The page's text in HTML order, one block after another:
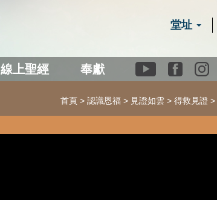
堂址
線上聖經 奉獻
YoutubeFacebook
首頁 認識恩福 見證如雲 得救見證